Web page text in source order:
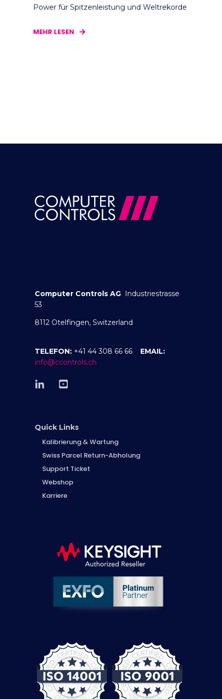
Power für Spitzenleistung und Weltrekorde
MEHR LESEN
Computer Controls AG Industriestrasse
53
8112 Otelfingen, Switzerland
TELEFON: +41 44 308 66 66 EMAIL:
info@ccontrols.ch
Quick Links
Kalibrierung & Wartung
Swiss Parcel Return-Abholung
Support Ticket
Webshop
Karriere